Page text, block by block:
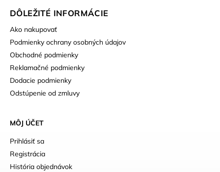
DÔLEŽITÉ INFORMÁCIE
Ako nakupovať
Podmienky ochrany osobných údajov
Obchodné podmienky
Reklamačné podmienky
Dodacie podmienky
Odstúpenie od zmluvy
MÔJ ÚČET
Prihlásiť sa
Registrácia
História objednávok